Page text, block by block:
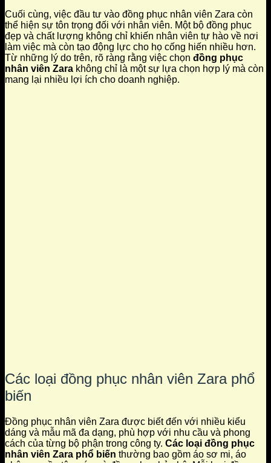
Cuối cùng, việc đầu tư vào đồng phục nhân viên Zara còn
thể hiện sự tôn trọng đối với nhân viên. Một bộ đồng phục
đẹp và chất lượng không chỉ khiến nhân viên tự hào về nơi
làm việc mà còn tạo động lực cho họ cống hiến nhiều hơn.
Từ những lý do trên, rõ ràng rằng việc chọn đồng phục
nhân viên Zara không chỉ là một sự lựa chọn hợp lý mà còn
mang lại nhiều lợi ích cho doanh nghiệp.
Các loại đồng phục nhân viên Zara phổ
biến
Đồng phục nhân viên Zara được biết đến với nhiều kiểu
dáng và mẫu mã đa dạng, phù hợp với nhu cầu và phong
cách của từng bộ phận trong công ty. Các loại đồng phục
nhân viên Zara phổ biến thường bao gồm áo sơ mi, áo